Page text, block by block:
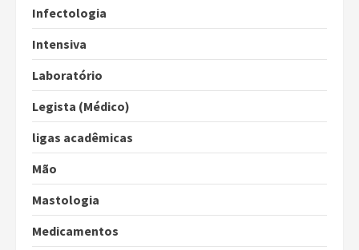
Infectologia
Intensiva
Laboratório
Legista (Médico)
ligas acadêmicas
Mão
Mastologia
Medicamentos